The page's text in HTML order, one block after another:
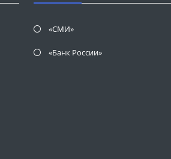
«СМИ»
«Банк России»